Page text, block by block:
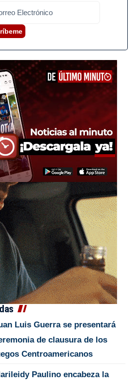
Luis Guerra se presentará
de clausura de los
Centroamericanos
Paulino encabeza la